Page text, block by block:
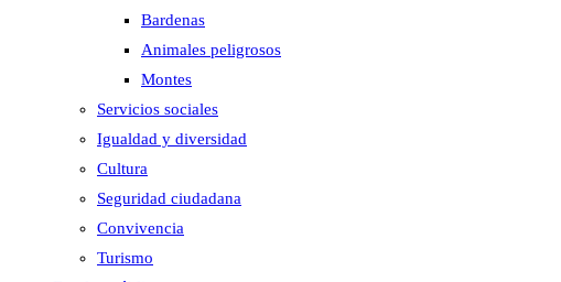
Bardenas
Animales peligrosos
Montes
Servicios sociales
Igualdad y diversidad
Cultura
Seguridad ciudadana
Convivencia
Turismo